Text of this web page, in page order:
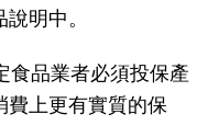
明中。
食品業者必須投保產
費上更有實質的保